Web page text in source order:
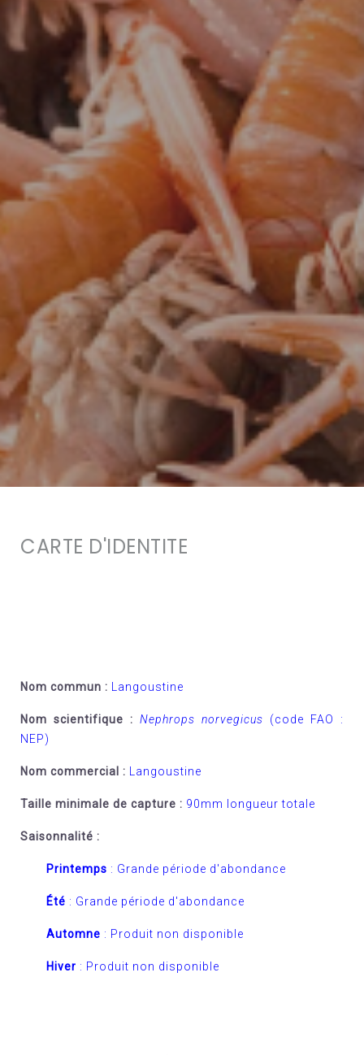
CARTE D'IDENTITE
Nom commun : Langoustine
Nom scientifique : Nephrops norvegicus (code FAO :
NEP)
Nom commercial : Langoustine
Taille minimale de capture : 90mm longueur totale
Saisonnalité :
Printemps : Grande période d'abondance
Été : Grande période d'abondance
Automne : Produit non disponible
Hiver : Produit non disponible